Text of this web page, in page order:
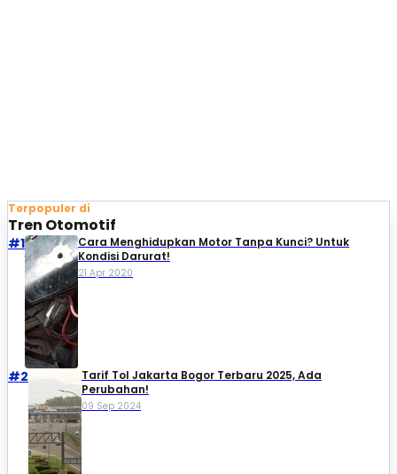
Terpopuler di
Tren Otomotif
#1
Cara Menghidupkan Motor Tanpa Kunci? Untuk
Kondisi Darurat!
21 Apr 2020
#2
Tarif Tol Jakarta Bogor Terbaru 2025, Ada
Perubahan!
09 Sep 2024